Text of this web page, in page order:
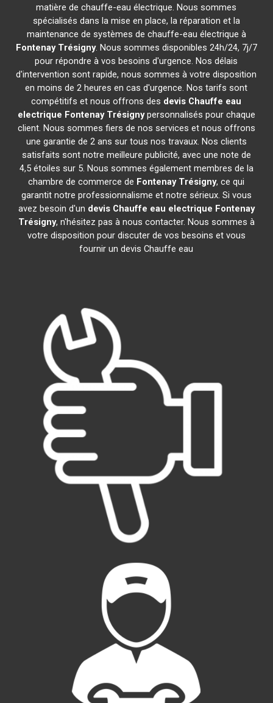
matière de chauffe-eau électrique. Nous sommes
spécialisés dans la mise en place, la réparation et la
maintenance de systèmes de chauffe-eau électrique à
Fontenay Trésigny. Nous sommes disponibles 24h/24, 7j/7
pour répondre à vos besoins d'urgence. Nos délais
d'intervention sont rapide, nous sommes à votre disposition
en moins de 2 heures en cas d'urgence. Nos tarifs sont
compétitifs et nous offrons des devis Chauffe eau
electrique Fontenay Trésignypersonnalisés pour chaque
client. Nous sommes fiers de nos services et nous offrons
une garantie de 2 ans sur tous nos travaux. Nos clients
satisfaits sont notre meilleure publicité, avec une note de
4,5 étoiles sur 5. Nous sommes également membres de la
chambre de commerce de Fontenay Trésigny, ce qui
garantit notre professionnalisme et notre sérieux. Si vous
avez besoin d'un devis Chauffe eau electrique Fontenay
Trésigny, n'hésitez pas à nous contacter. Nous sommes à
votre disposition pour discuter de vos besoins et vous
fournir un devis Chauffe eau